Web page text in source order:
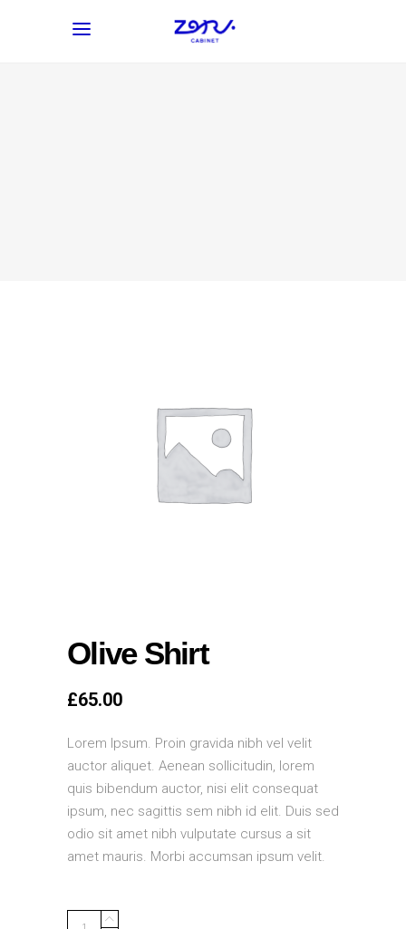
Olive Shirt
£65.00
Lorem Ipsum. Proin gravida nibh vel velit
auctor aliquet. Aenean sollicitudin, lorem
quis bibendum auctor, nisi elit consequat
ipsum, nec sagittis sem nibh id elit. Duis sed
odio sit amet nibh vulputate cursus a sit
amet mauris. Morbi accumsan ipsum velit.
Olive